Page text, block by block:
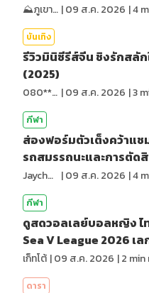
⛰️ภูเขาเล่าไปเรื่อย⛰️ |09 ส.ค. 2026 |4
บันเทิง
รีวิวมินิซีรีส์จีน ชิงรักสลั
(2025)
080******* |09 ส.ค. 2026 |3
กีฬา
ส่องฟอร์มตัวเต็งคว้าแชม
รถสมรรถนะและการตัด
Jaychou |09 ส.ค. 2026 |4
กีฬา
ดูสดวอลเลย์บอลหญิง ไ
Sea V League 2026 เล
เก็ทโต้ |09 ส.ค. 2026 |2 min
ดารา